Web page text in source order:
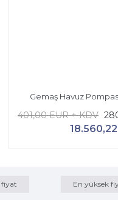
Gemaş Havuz
401,00 EUR + KDV
fiyat En yüksek